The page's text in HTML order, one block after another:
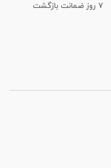
۷ روز ضمانت بازگشت